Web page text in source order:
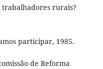
trabalhadores rurais?
participar, 1985.
de Reforma